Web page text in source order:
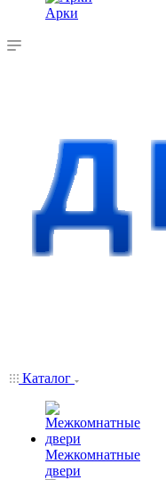
Арки
Каталог
Межкомнатные
двери